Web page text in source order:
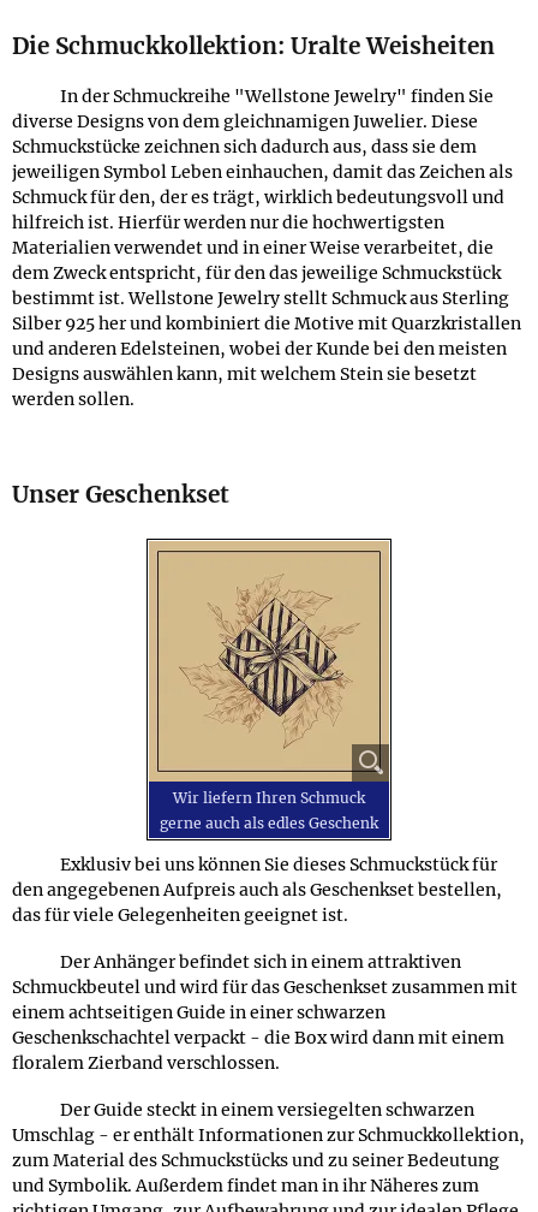
Die Schmuckkollektion: Uralte Weisheiten
In der Schmuckreihe "Wellstone Jewelry" finden Sie
diverse Designs von dem gleichnamigen Juwelier. Diese
Schmuckstücke zeichnen sich dadurch aus, dass sie dem
jeweiligen Symbol Leben einhauchen, damit das Zeichen als
Schmuck für den, der es trägt, wirklich bedeutungsvoll und
hilfreich ist. Hierfür werden nur die hochwertigsten
Materialien verwendet und in einer Weise verarbeitet, die
dem Zweck entspricht, für den das jeweilige Schmuckstück
bestimmt ist. Wellstone Jewelry stellt Schmuck aus Sterling
Silber 925 her und kombiniert die Motive mit Quarzkristallen
und anderen Edelsteinen, wobei der Kunde bei den meisten
Designs auswählen kann, mit welchem Stein sie besetzt
werden sollen.
Unser Geschenkset
Wir liefern Ihren Schmuck
gerne auch als edles Geschenk
Exklusiv bei uns können Sie dieses Schmuckstück für
den angegebenen Aufpreis auch als Geschenkset bestellen,
das für viele Gelegenheiten geeignet ist.
Der Anhänger befindet sich in einem attraktiven
Schmuckbeutel und wird für das Geschenkset zusammen mit
einem achtseitigen Guide in einer schwarzen
Geschenkschachtel verpackt - die Box wird dann mit einem
floralem Zierband verschlossen.
Der Guide steckt in einem versiegelten schwarzen
Umschlag - er enthält Informationen zur Schmuckkollektion,
zum Material des Schmuckstücks und zu seiner Bedeutung
und Symbolik. Außerdem findet man in ihr Näheres zum